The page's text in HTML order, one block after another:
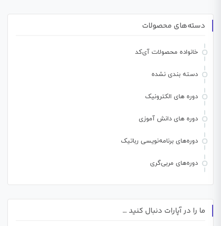
دسته‌های محصولات
خانواده محصولات آی‌کد
دسته بندی نشده
دوره های الکترونیک
دوره های دانش آموزی
دوره‌های برنامه‌نویسی رباتیک
دوره‌های مربی‌گری
ما را در آپارات دنبال کنید …